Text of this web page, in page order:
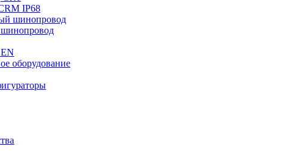
IP68
шинопровод
оборудование